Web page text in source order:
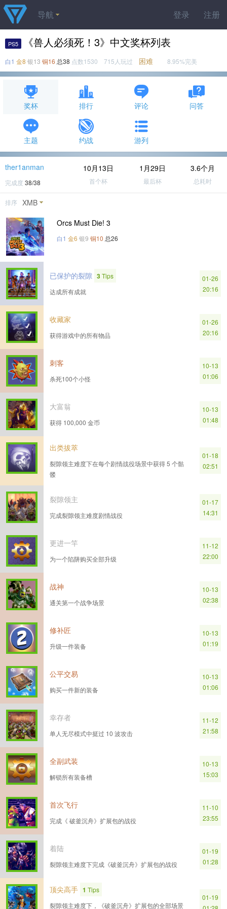
登录 注册
导航
PS5 《兽人必须死！3》中文奖杯列表
白1 金8 银13 铜16 总38 点数1530 715人玩过 困难 8.95%完美
奖杯 排行 评论 问答
主题 约战 游列
ther1anman
完成度 38/38
10月13日
首个杯
1月29日
最后杯
3.6个月
总耗时
排序 XMB
Orcs Must Die! 3
白1 金6 银9 铜10 总26
已保护的裂隙 3Tips
达成所有成就
01-26
20:16
收藏家
获得游戏中的所有物品
01-26
20:16
刺客
杀死100个小怪
10-13
01:06
大富翁
获得 100,000 金币
10-13
01:48
出类拔萃
裂隙领主难度下在每个剧情战役场景中获得 5 个骷
髅
01-18
02:51
裂隙领主
完成裂隙领主难度剧情战役
01-17
14:31
更进一竿
为一个陷阱购买全部升级
11-12
22:00
战神
通关第一个战争场景
10-13
02:38
修补匠
升级一件装备
10-13
01:19
公平交易
购买一件新的装备
10-13
01:06
幸存者
单人无尽模式中挺过 10 波攻击
11-12
21:58
全副武装
解锁所有装备槽
10-13
15:03
首次飞行
完成《 破釜沉舟》扩展包的战役
11-10
23:55
着陆
裂隙领主难度下完成《破釜沉舟》扩展包的战役
01-19
01:28
顶尖高手 1 Tips
裂隙领主难度下，《破釜沉舟》扩展包的全部场景
01-19